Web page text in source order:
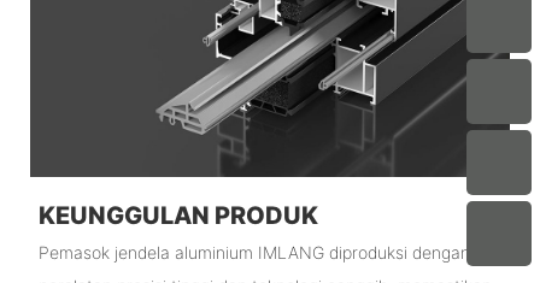
KEUNGGULAN PRODUK
Pemasok jendela aluminium IMLANG diproduksi dengan